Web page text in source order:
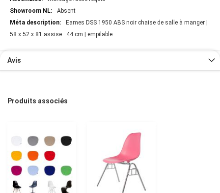
Absent
Eames DSS 1950 ABS noir chaise de salle à manger |
58 x 52 x 81 assise : 44 cm | empilable
Avis
Produits associés